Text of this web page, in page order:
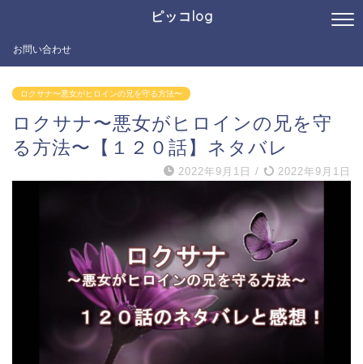
ピッコlog
お問い合わせ
ロクサナ〜悪女がヒロインの兄を守る方法〜
ロクサナ〜悪女がヒロインの兄を守
る方法〜【１２０話】ネタバレ
2022年9月1日 / 2022年9月1日